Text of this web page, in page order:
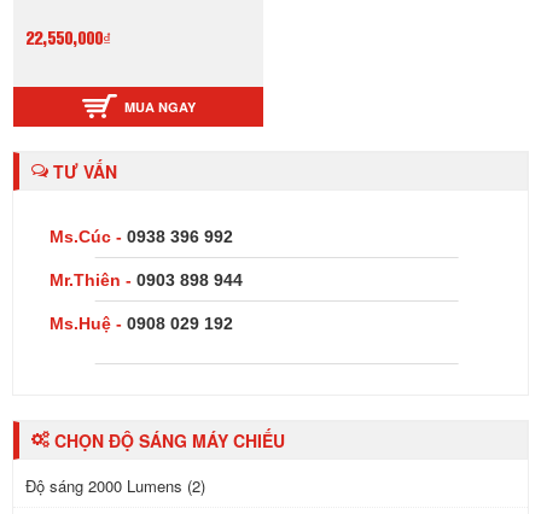
22,550,000₫
MUA NGAY
TƯ VẤN
Ms.Cúc - 0938 396 992
Mr.Thiên - 0903 898 944
Ms.Huệ - 0908 029 192
CHỌN ĐỘ SÁNG MÁY CHIẾU
Độ sáng 2000 Lumens (2)